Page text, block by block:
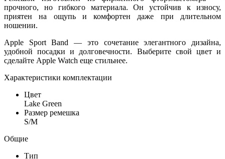
прочного, но гибкого материала. Он устойчив к износу,
приятен на ощупь и комфортен даже при длительном
ношении.
Apple Sport Band — это сочетание элегантного дизайна,
удобной посадки и долговечности. Выберите свой цвет и
сделайте Apple Watch еще стильнее.
Характеристики комплектации
Цвет
Lake Green
Размер ремешка
S/M
Общие
Тип